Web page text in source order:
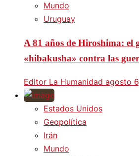
Mundo
Uruguay
A 81 años de Hiroshima: el
«hibakusha» contra las
Editor La Humanidad agosto
Estados Unidos
Geopolítica
Irán
Mundo